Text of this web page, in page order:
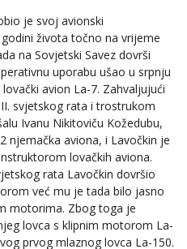
je svoj avionski
života točno na vrijeme
na Sovjetski Savez dovrši
uporabu ušao u srpnju
avion La-7. Zahvaljujući
svjetskog rata i trostrukom
Ivanu Nikitoviču Kožedubu,
njemačka aviona, i Lavočkin je
lovačkih aviona.
rata Lavočkin dovršio
već mu je tada bilo jasno
motorima. Zbog toga je
lovca s klipnim motorom La-
prvog mlaznog lovca La-150.